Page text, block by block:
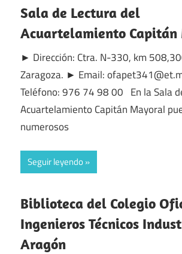
Sala de Lectura del
Acuartelamiento
► Dirección: Ctra. N-330, km
Zaragoza. ► Email:
Teléfono: 976 74 98 00 En la Sala
Acuartelamiento Capitán Mayoral
numerosos
Seguir leyendo
Biblioteca del Colegio
Ingenieros Técnicos
Aragón